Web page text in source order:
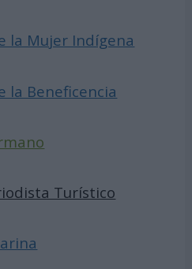
la Mujer Indígena
la Beneficencia
Turístico